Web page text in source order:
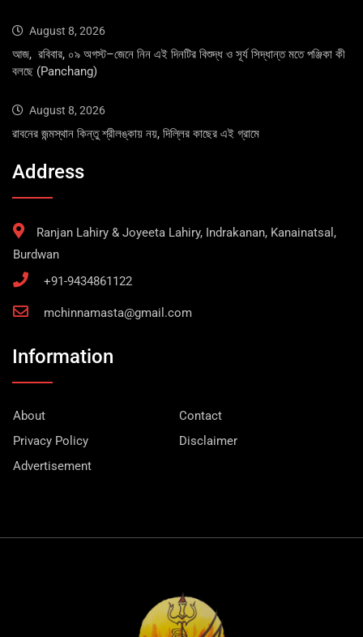
August 8, 2026
আজ, রবিবার, ০৯ অগস্ট–জেনে নিন এই দিনটির বিশুদ্ধ ও সূর্য সিদ্ধান্ত মতে পঞ্জিকা কী
বলছে (Panchang)
August 8, 2026
রাবনের জন্মস্থান কিন্তু শ্রীলঙ্কায় নয়, দিল্লির কাছের এই গ্রামে
Address
Ranjan Lahiry & Joyeeta Lahiry, Indrakanan, Kanainatsal,
Burdwan
+91-9434861122
mchinnamasta@gmail.com
Information
About
Contact
Privacy Policy
Disclaimer
Advertisement